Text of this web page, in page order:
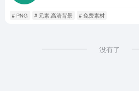
# PNG # 元素.高清背景 # 免费素材
没有了